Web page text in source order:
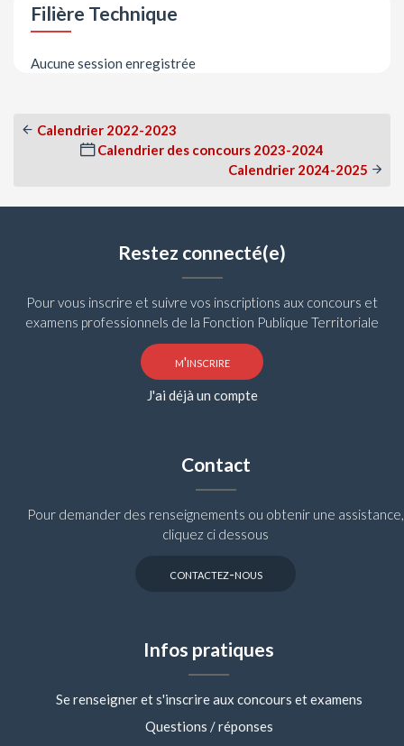
Filière Technique
Aucune session enregistrée
Calendrier 2022-2023
Calendrier des concours 2023-2024
Calendrier 2024-2025
Restez connecté(e)
Pour vous inscrire et suivre vos inscriptions aux concours et
examens professionnels de la Fonction Publique Territoriale
m'inscrire
J'ai déjà un compte
Contact
Pour demander des renseignements ou obtenir une assistance,
cliquez ci dessous
contactez-nous
Infos pratiques
Se renseigner et s'inscrire aux concours et examens
Questions / réponses